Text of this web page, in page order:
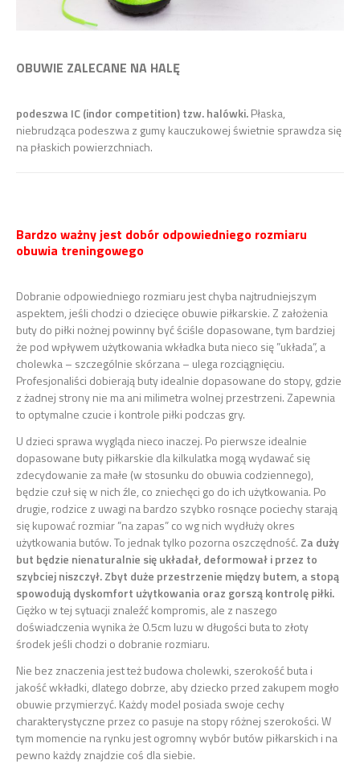
OBUWIE ZALECANE NA HALĘ
podeszwa IC (indor competition) tzw. halówki.Płaska,
niebrudząca podeszwa z gumy kauczukowej świetnie sprawdza się
na płaskich powierzchniach.
Bardzo ważny jest dobór odpowiedniego rozmiaru
obuwia treningowego
Dobranie odpowiedniego rozmiaru jest chyba najtrudniejszym
aspektem, jeśli chodzi o dziecięce obuwie piłkarskie. Z założenia
buty do piłki nożnej powinny być ściśle dopasowane, tym bardziej
że pod wpływem użytkowania wkładka buta nieco się ”układa”, a
cholewka – szczególnie skórzana – ulega rozciągnięciu.
Profesjonaliści dobierają buty idealnie dopasowane do stopy, gdzie
z żadnej strony nie ma ani milimetra wolnej przestrzeni. Zapewnia
to optymalne czucie i kontrole piłki podczas gry.
U dzieci sprawa wygląda nieco inaczej. Po pierwsze idealnie
dopasowane buty piłkarskie dla kilkulatka mogą wydawać się
zdecydowanie za małe (w stosunku do obuwia codziennego),
będzie czuł się w nich źle, co zniechęci go do ich użytkowania. Po
drugie, rodzice z uwagi na bardzo szybko rosnące pociechy starają
się kupować rozmiar ”na zapas” co wg nich wydłuży okres
użytkowania butów. To jednak tylko pozorna oszczędność. Za duży
but będzie nienaturalnie się układał, deformował i przez to
szybciej niszczył. Zbyt duże przestrzenie między butem, a stopą
spowodują dyskomfort użytkowania oraz gorszą kontrolę piłki.
Ciężko w tej sytuacji znaleźć kompromis, ale z naszego
doświadczenia wynika że 0.5cm luzu w długości buta to złoty
środek jeśli chodzi o dobranie rozmiaru.
Nie bez znaczenia jest też budowa cholewki, szerokość buta i
jakość wkładki, dlatego dobrze, aby dziecko przed zakupem mogło
obuwie przymierzyć. Każdy model posiada swoje cechy
charakterystyczne przez co pasuje na stopy różnej szerokości. W
tym momencie na rynku jest ogromny wybór butów piłkarskich i na
pewno każdy znajdzie coś dla siebie.